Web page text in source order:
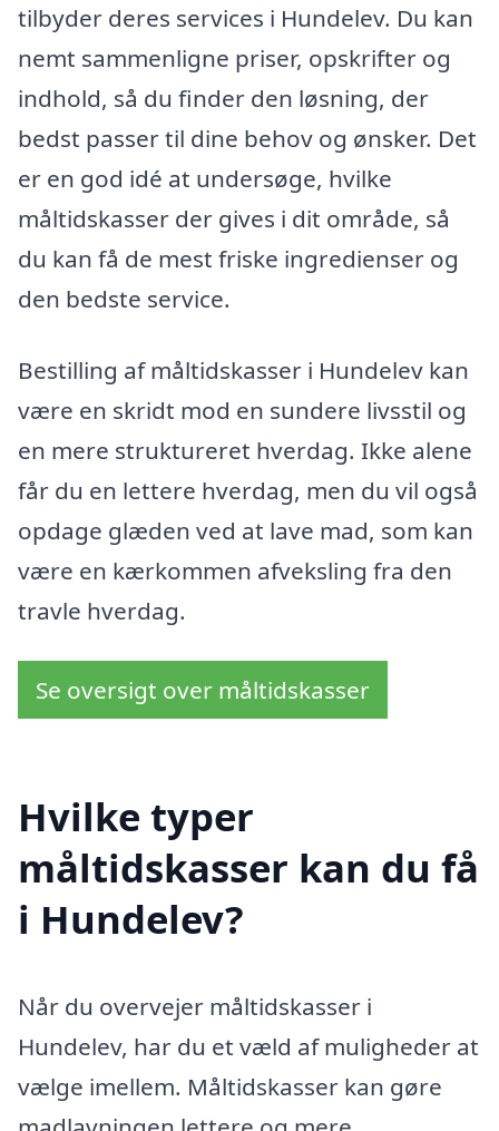
tilbyder deres services i Hundelev. Du kan
nemt sammenligne priser, opskrifter og
indhold, så du finder den løsning, der
bedst passer til dine behov og ønsker. Det
er en god idé at undersøge, hvilke
måltidskasser der gives i dit område, så
du kan få de mest friske ingredienser og
den bedste service.
Bestilling af måltidskasser i Hundelev kan
være en skridt mod en sundere livsstil og
en mere struktureret hverdag. Ikke alene
får du en lettere hverdag, men du vil også
opdage glæden ved at lave mad, som kan
være en kærkommen afveksling fra den
travle hverdag.
Se oversigt over måltidskasser
Hvilke typer
måltidskasser kan du få
i Hundelev?
Når du overvejer måltidskasser i
Hundelev, har du et væld af muligheder at
vælge imellem. Måltidskasser kan gøre